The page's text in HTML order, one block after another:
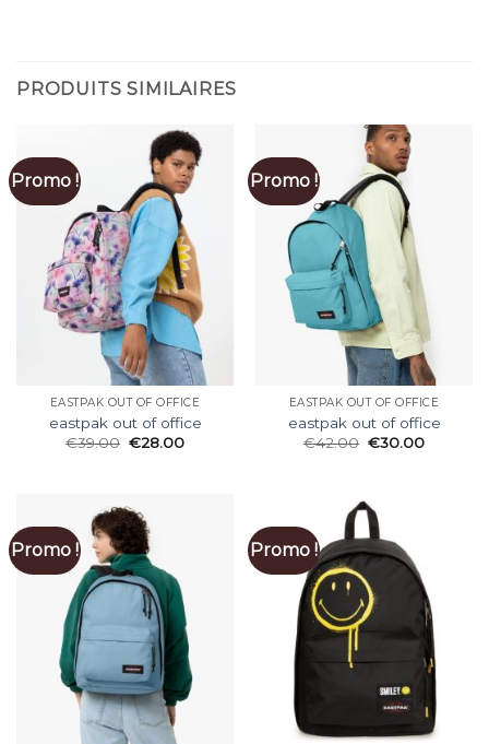
PRODUITS SIMILAIRES
Promo !
EASTPAK OUT OF OFFICE
eastpak out of office
€39.00 €28.00
Promo !
EASTPAK OUT OF OFFICE
eastpak out of office
€42.00 €30.00
Promo ! Promo !